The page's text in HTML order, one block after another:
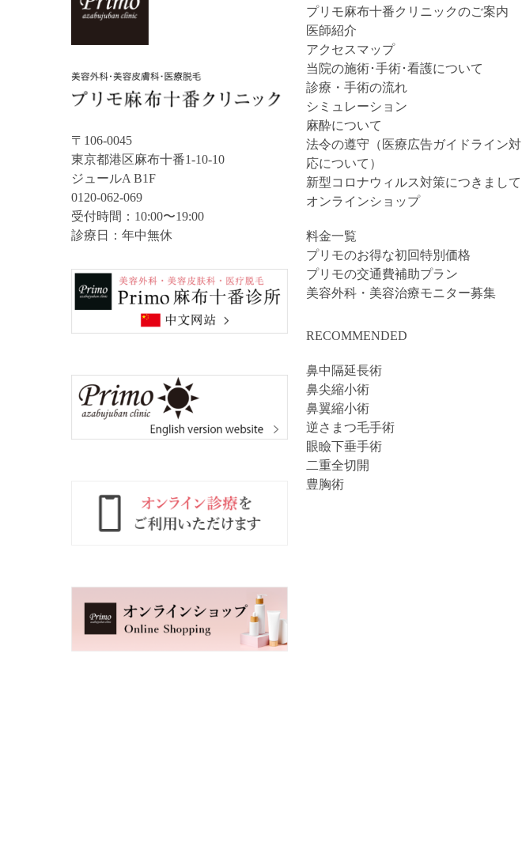
〒106-0045
東京都港区麻布十番1-10-10
ジュールA B1F
0120-062-069
受付時間：10:00〜19:00
診療日：年中無休
プリモ麻布十番クリニックのご案内
医師紹介
アクセスマップ
当院の施術･手術･看護について
診療・手術の流れ
シミュレーション
麻酔について
法令の遵守（医療広告ガイドライン対
応について）
新型コロナウィルス対策につきまして
オンラインショップ
料金一覧
プリモのお得な初回特別価格
プリモの交通費補助プラン
美容外科・美容治療モニター募集
RECOMMENDED
鼻中隔延長術
鼻尖縮小術
鼻翼縮小術
逆さまつ毛手術
眼瞼下垂手術
二重全切開
豊胸術